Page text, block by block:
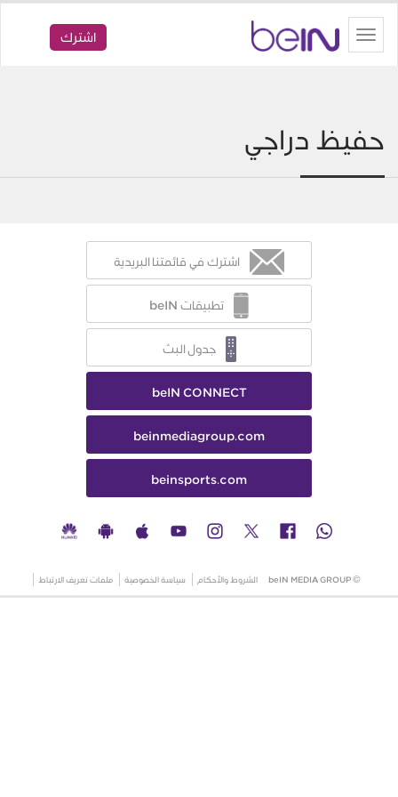
Toggle
navigation
اشترك
حفيظ دراجي
اشترك في قائمتنا البريدية
تطبيقات beIN
جدول البث
beIN CONNECT
beinmediagroup.com
beinsports.com
© beIN MEDIA GROUP الشروط والأحكام سياسة الخصوصية ملفات تعريف الارتباط